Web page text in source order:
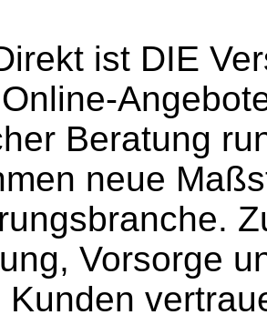
ist DIE
Beratung
neue
Vorsorge
Kunden